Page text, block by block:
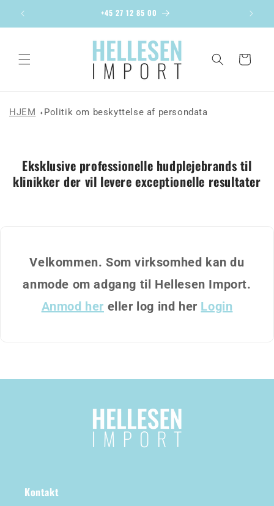
indhold
+45 27 12 85 00
Indkøbskurv
HJEM Politik om beskyttelse af persondata
Eksklusive professionelle hudplejebrands til
klinikker der vil levere exceptionelle resultater
Velkommen. Som virksomhed kan du
anmode om adgang til Hellesen Import.
Anmod her eller log ind her Login
Kontakt